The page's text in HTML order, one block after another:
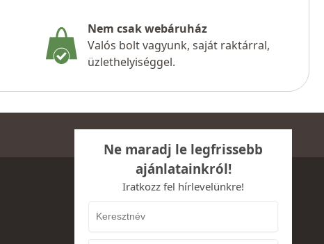
Nem csak webáruház
Valós bolt vagyunk, saját raktárral,
üzlethelyiséggel.
Ne maradj le legfrissebb
ajánlatainkról!
Iratkozz fel hírlevelünkre!